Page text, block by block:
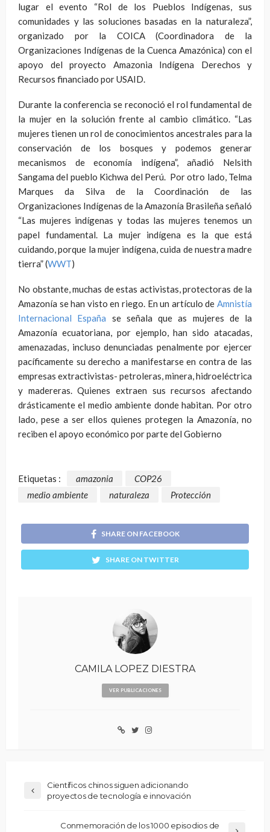
lugar el evento “Rol de los Pueblos Indígenas, sus
comunidades y las soluciones basadas en la naturaleza”,
organizado por la COICA (Coordinadora de la
Organizaciones Indígenas de la Cuenca Amazónica) con el
apoyo del proyecto Amazonia Indígena Derechos y
Recursos financiado por USAID.
Durante la conferencia se reconoció el rol fundamental de
la mujer en la solución frente al cambio climático. “Las
mujeres tienen un rol de conocimientos ancestrales para la
conservación de los bosques y podemos generar
mecanismos de economía indígena”, añadió Nelsith
Sangama del pueblo Kichwa del Perú. Por otro lado, Telma
Marques da Silva de la Coordinación de las
Organizaciones Indígenas de la Amazonía Brasileña señaló
“Las mujeres indígenas y todas las mujeres tenemos un
papel fundamental. La mujer indígena es la que está
cuidando, porque la mujer indígena, cuida de nuestra madre
tierra” (WWT)
No obstante, muchas de estas activistas, protectoras de la
Amazonía se han visto en riego. En un artículo de Amnistía
Internacional España se señala que as mujeres de la
Amazonía ecuatoriana, por ejemplo, han sido atacadas,
amenazadas, incluso denunciadas penalmente por ejercer
pacíficamente su derecho a manifestarse en contra de las
empresas extractivistas- petroleras, minera, hidroeléctrica
y madereras. Quienes extraen sus recursos afectando
drásticamente el medio ambiente donde habitan. Por otro
lado, pese a ser ellos quienes protegen la Amazonía, no
reciben el apoyo económico por parte del Gobierno
Etiquetas : amazonia
COP26
medio ambiente
naturaleza Protección
SHARE ON FACEBOOK
SHARE ON TWITTER
CAMILA LOPEZ DIESTRA
VER PUBLICACIONES
Científicos chinos siguen adicionando
proyectos de tecnología e innovación
Conmemoración de los 1000 episodios de